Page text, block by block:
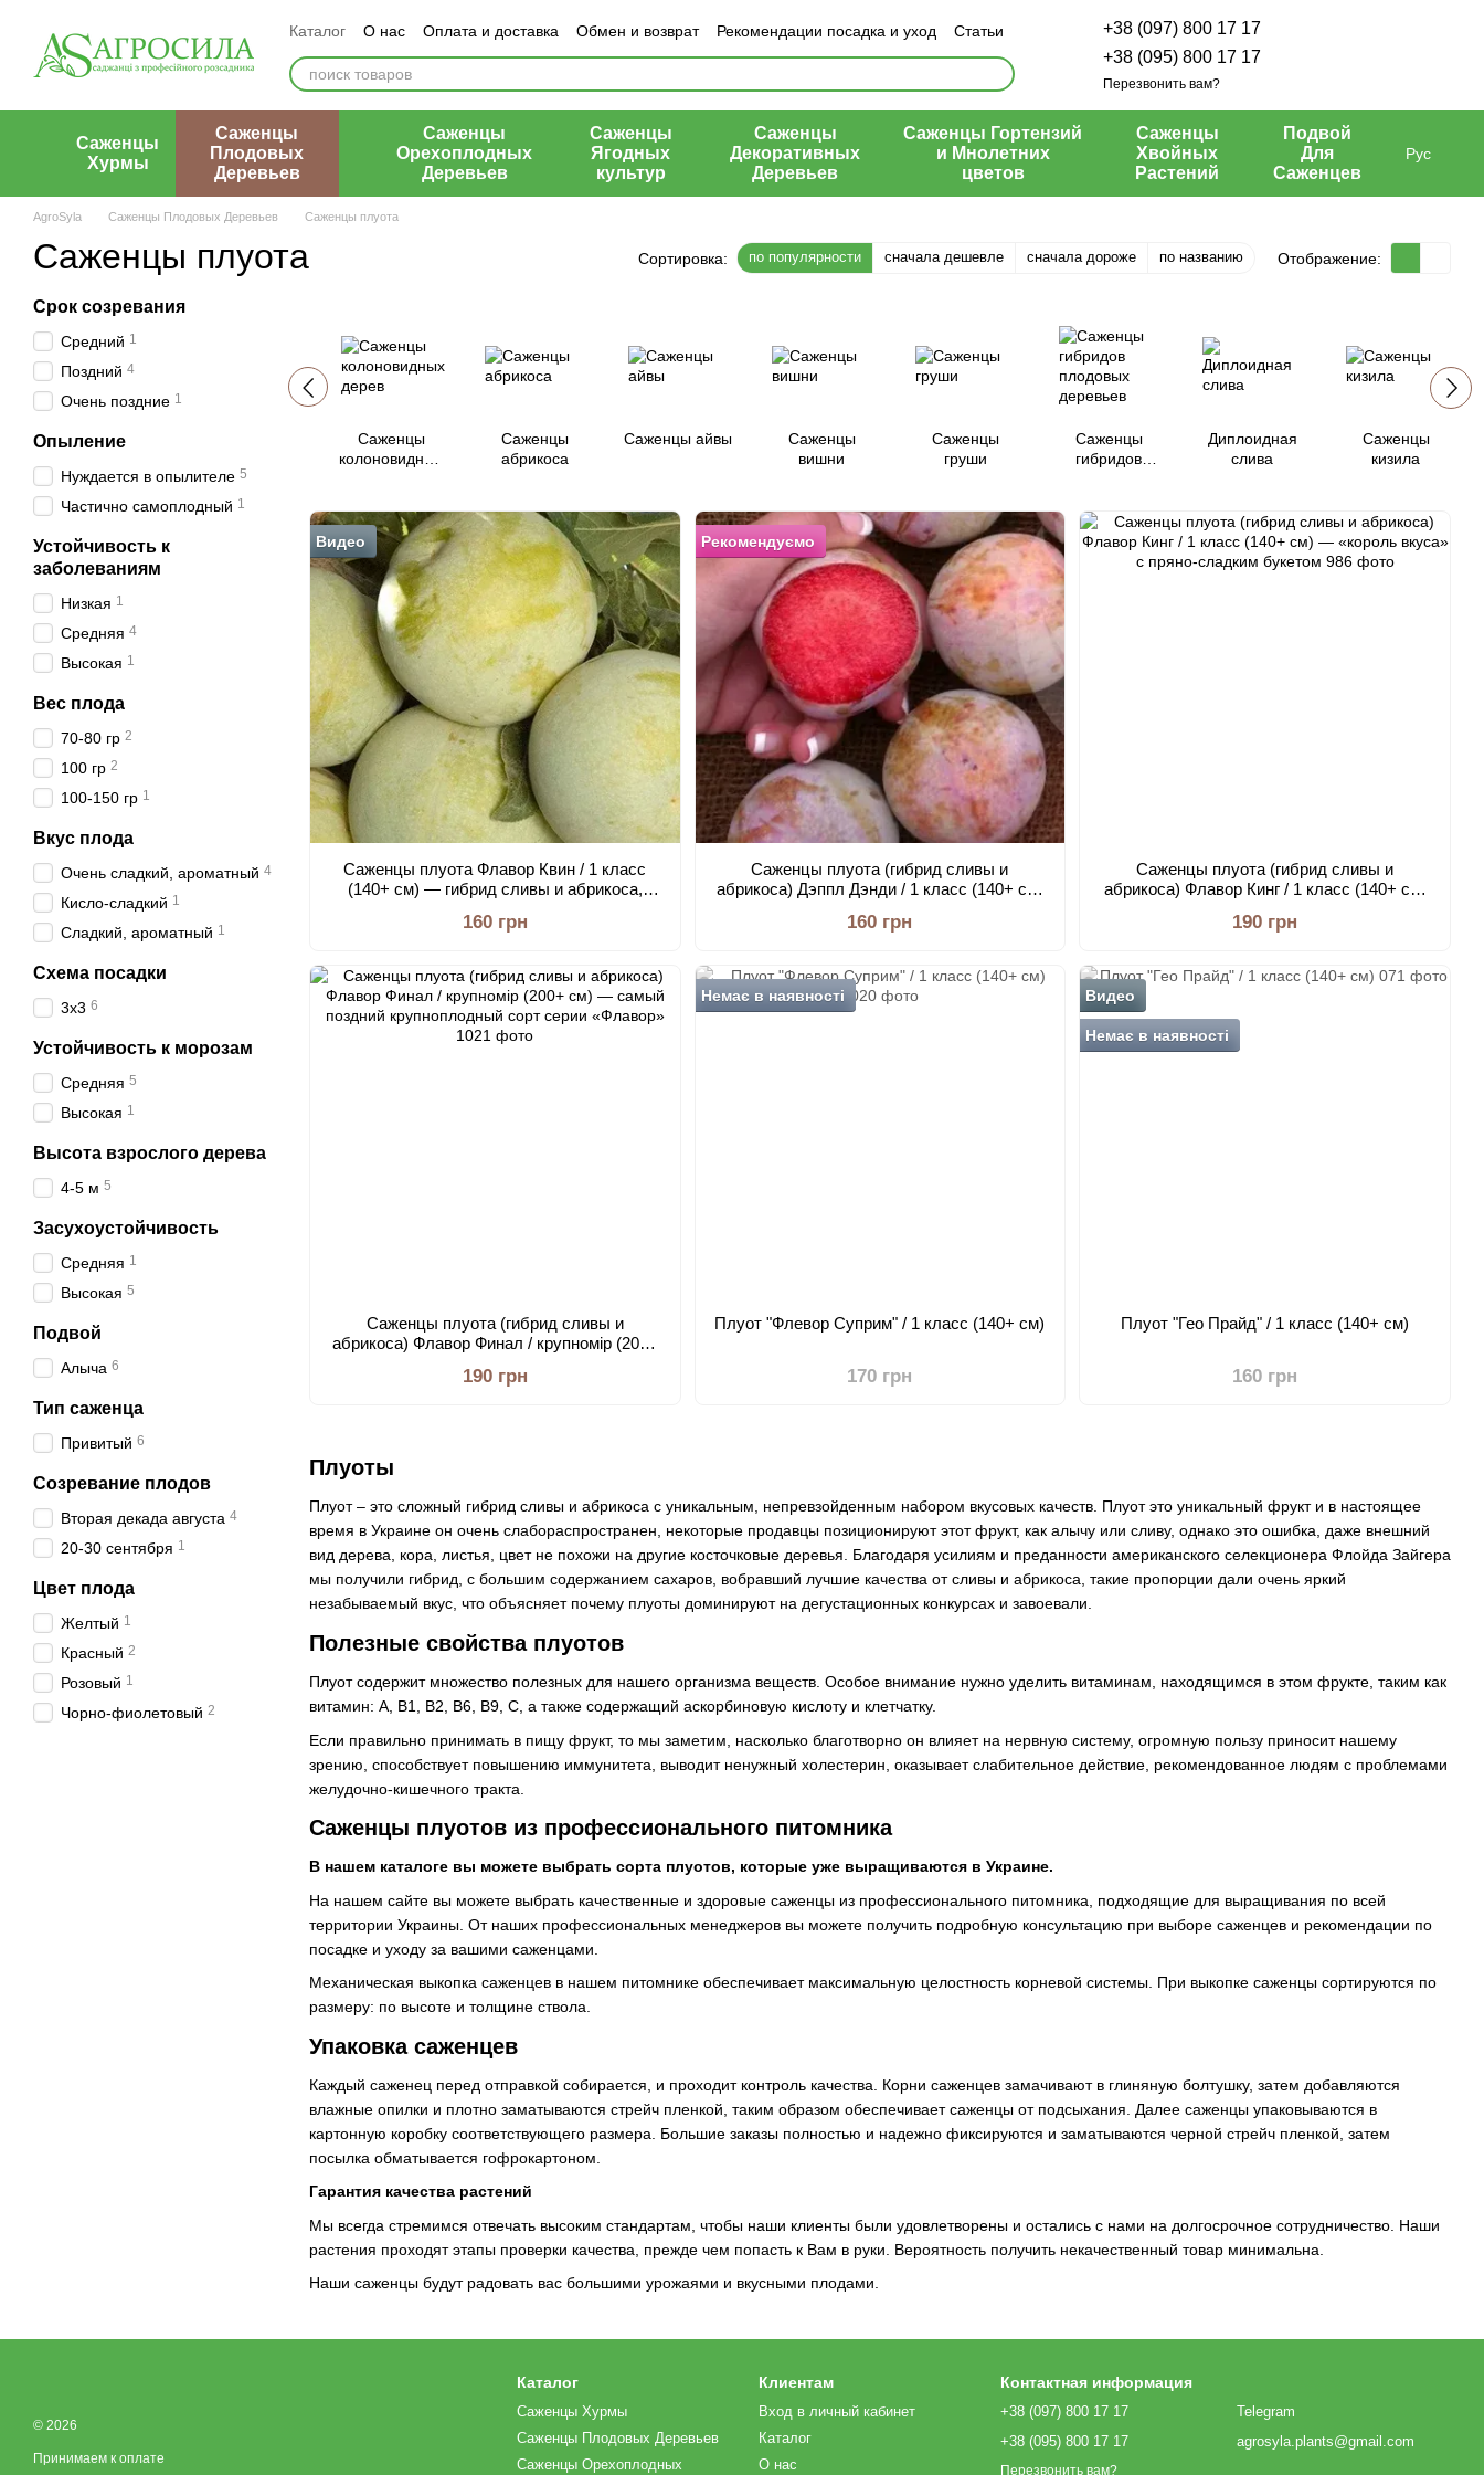
Каталог О нас Оплата и доставка Обмен и возврат Рекомендации посадка и уход
Статьи
Контакты
Отзывы о магазине
+38 (097) 800 17 17
+38 (095) 800 17 17
Перезвонить вам?
Саженцы
Хурмы
Саженцы
Плодовых
Деревьев
Саженцы
Орехоплодных
Деревьев
Саженцы
Ягодных
культур
Саженцы
Декоративных
Деревьев
Саженцы Гортензий
и Мнолетних
цветов
Саженцы
Хвойных
Растений
Подвой
Для
Саженцев
Рус
AgroSyla Саженцы Плодовых Деревьев Саженцы плуота
Саженцы плуота Сортировка: по популярности сначала дешевле сначала дороже по названию Отображение:
Саженцы
колоновидных
Саженцы
абрикоса
Саженцы айвы
Саженцы
вишни
Саженцы
груши
Саженцы
гибридов
Диплоидная
слива
Саженцы
кизила
Плуоты
Плуот – это сложный гибрид сливы и абрикоса с уникальным, непревзойденным набором вкусовых качеств. Плуот это уникальный фрукт и в настоящее
время в Украине он очень слабораспространен, некоторые продавцы позиционируют этот фрукт, как алычу или сливу, однако это ошибка, даже внешний
вид дерева, кора, листья, цвет не похожи на другие косточковые деревья. Благодаря усилиям и преданности американского селекционера Флойда Зайгера
мы получили гибрид, с большим содержанием сахаров, вобравший лучшие качества от сливы и абрикоса, такие пропорции дали очень яркий
незабываемый вкус, что объясняет почему плуоты доминируют на дегустационных конкурсах и завоевали.
Полезные свойства плуотов
Плуот содержит множество полезных для нашего организма веществ. Особое внимание нужно уделить витаминам, находящимся в этом фрукте, таким как
витамин: А, В1, В2, В6, В9, С, а также содержащий аскорбиновую кислоту и клетчатку.
Если правильно принимать в пищу фрукт, то мы заметим, насколько благотворно он влияет на нервную систему, огромную пользу приносит нашему
зрению, способствует повышению иммунитета, выводит ненужный холестерин, оказывает слабительное действие, рекомендованное людям с проблемами
желудочно-кишечного тракта.
Саженцы плуотов из профессионального питомника
В нашем каталоге вы можете выбрать сорта плуотов, которые уже выращиваются в Украине.
На нашем сайте вы можете выбрать качественные и здоровые саженцы из профессионального питомника, подходящие для выращивания по всей
территории Украины. От наших профессиональных менеджеров вы можете получить подробную консультацию при выборе саженцев и рекомендации по
посадке и уходу за вашими саженцами.
Механическая выкопка саженцев в нашем питомнике обеспечивает максимальную целостность корневой системы. При выкопке саженцы сортируются по
размеру: по высоте и толщине ствола.
Упаковка саженцев
Каждый саженец перед отправкой собирается, и проходит контроль качества. Корни саженцев замачивают в глиняную болтушку, затем добавляются
влажные опилки и плотно заматываются стрейч пленкой, таким образом обеспечивает саженцы от подсыхания. Далее саженцы упаковываются в
картонную коробку соответствующего размера. Большие заказы полностью и надежно фиксируются и заматываются черной стрейч пленкой, затем
посылка обматывается гофрокартоном.
Гарантия качества растений
Мы всегда стремимся отвечать высоким стандартам, чтобы наши клиенты были удовлетворены и остались с нами на долгосрочное сотрудничество. Наши
растения проходят этапы проверки качества, прежде чем попасть к Вам в руки. Вероятность получить некачественный товар минимальна.
Наши саженцы будут радовать вас большими урожаями и вкусными плодами.
Видео
Саженцы плуота Флавор Квин / 1 класс
(140+ см) — гибрид сливы и абрикоса,
160 грн
Рекомендуємо
Саженцы плуота (гибрид сливы и
абрикоса) Дэппл Дэнди / 1 класс (140+ см)
яйцо»
160 грн
Саженцы плуота (гибрид сливы и
абрикоса) Флавор Кинг / 1 класс (140+ см)
букетом
190 грн
Саженцы плуота (гибрид сливы и
абрикоса) Флавор Финал / крупномір (200+
серии «Флавор»
190 грн
Немає в наявності
Плуот "Флевор Суприм" / 1 класс (140+ см)
170 грн
Видео
Немає в наявності
Плуот "Гео Прайд" / 1 класс (140+ см)
160 грн
Срок созревания
Средний 1
Поздний 4
Очень поздние 1
Опыление
Нуждается в опылителе 5
Частично самоплодный 1
Устойчивость к
заболеваниям
Низкая 1
Средняя 4
Высокая 1
Вес плода
70-80 гр 2
100 гр 2
100-150 гр 1
Вкус плода
Очень сладкий, ароматный 4
Кисло-сладкий 1
Сладкий, ароматный 1
Схема посадки
3х3 6
Устойчивость к морозам
Средняя 5
Высокая 1
Высота взрослого дерева
4-5 м 5
Засухоустойчивость
Средняя 1
Высокая 5
Подвой
Алыча 6
Тип саженца
Привитый 6
Созревание плодов
Вторая декада августа 4
20-30 сентября 1
Цвет плода
Желтый 1
Красный 2
Розовый 1
Чорно-фиолетовый 2
© 2026
Принимаем к оплате
Каталог
Саженцы Хурмы
Саженцы Плодовых Деревьев
Саженцы Орехоплодных
Клиентам
Вход в личный кабинет
Каталог
О нас
Контактная информация
+38 (097) 800 17 17
+38 (095) 800 17 17
Перезвонить вам?
Telegram
agrosyla.plants@gmail.com